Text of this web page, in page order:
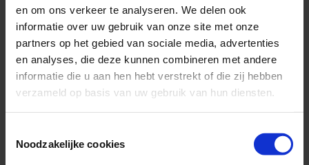
en om ons verkeer te analyseren. We delen ook
informatie over uw gebruik van onze site met onze
partners op het gebied van sociale media, advertenties
en analyses, die deze kunnen combineren met andere
informatie die u aan hen hebt verstrekt of die zij hebben
verzameld op basis van uw gebruik van hun diensten.
Selection
Noodzakelijke cookies
Stefan Bogaerts aan het woord
naaktbeelden te produceren. Er gaat gigantisch veel rond, waar
iedereen toegang toe heeft.” Toch is Stefan Bogaerts ook sceptisch,